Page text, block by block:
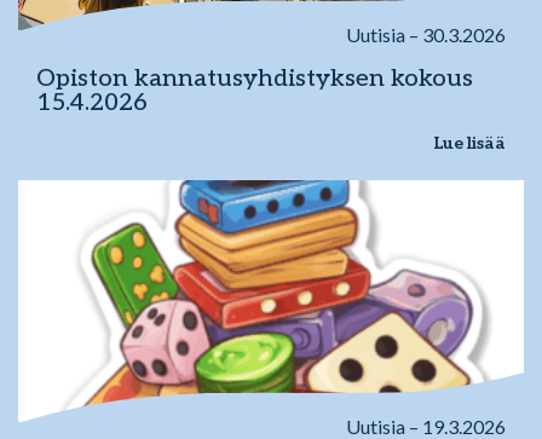
Uutisia – 30.3.2026
Opiston kannatusyhdistyksen kokous
15.4.2026
Lue lisää
Uutisia – 19.3.2026